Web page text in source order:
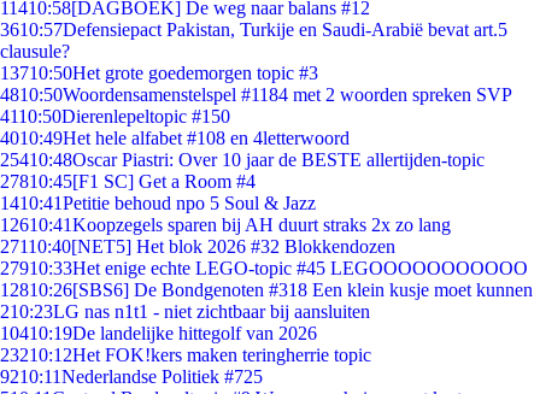
11410:58[DAGBOEK] De weg naar balans #12
3610:57Defensiepact Pakistan, Turkije en Saudi-Arabië bevat art.5
clausule?
13710:50Het grote goedemorgen topic #3
4810:50Woordensamenstelspel #1184 met 2 woorden spreken SVP
4110:50Dierenlepeltopic #150
4010:49Het hele alfabet #108 en 4letterwoord
25410:48Oscar Piastri: Over 10 jaar de BESTE allertijden-topic
27810:45[F1 SC] Get a Room #4
1410:41Petitie behoud npo 5 Soul & Jazz
12610:41Koopzegels sparen bij AH duurt straks 2x zo lang
27110:40[NET5] Het blok 2026 #32 Blokkendozen
27910:33Het enige echte LEGO-topic #45 LEGOOOOOOOOOOO
12810:26[SBS6] De Bondgenoten #318 Een klein kusje moet kunnen
210:23LG nas n1t1 - niet zichtbaar bij aansluiten
10410:19De landelijke hittegolf van 2026
23210:12Het FOK!kers maken teringherrie topic
9210:11Nederlandse Politiek #725